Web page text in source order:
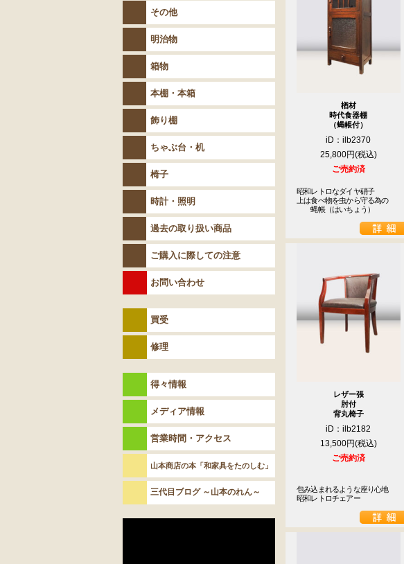
楢材
時代食器棚
（蝿帳付）
iD：ilb2370
25,800円
ご売約済
昭和レトロなダイヤ硝子
上は食べ物を虫から守る為の
蝿帳（はいちょう）
レザー張
肘付
背丸椅子
iD：ilb2182
13,500円
ご売約済
包み込まれるような座り心地
昭和レトロチェアー
その他
明治物
箱物
本棚・本箱
飾り棚
ちゃぶ台・机
椅子
時計・照明
過去の取り扱い商品
ご購入に際しての注意
お問い合わせ
買受
修理
得々情報
メディア情報
営業時間・アクセス
山本商店の本「和家具をたのしむ」
三代目ブログ ～山本のれん～